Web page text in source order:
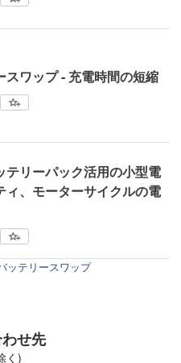
ッテリースワップ
スワップ - 充電時間の短縮
テリーパック活用の小型電
ィ、モーターサイクルの電
せ先
く)